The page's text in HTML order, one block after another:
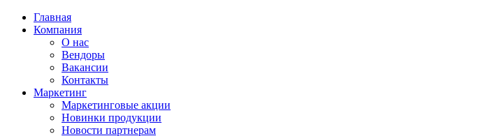
Главная
Компания
О нас
Вендоры
Вакансии
Контакты
Маркетинг
Маркетинговые акции
Новинки продукции
Новости партнерам